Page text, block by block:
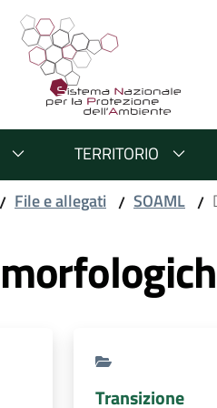
TERRITORIO
/ File e allegati / SOAML /
Transizione